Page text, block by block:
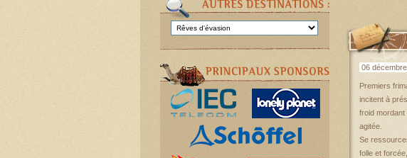
06
Premiers
incitent à
froid
agitée.
Se
folle et